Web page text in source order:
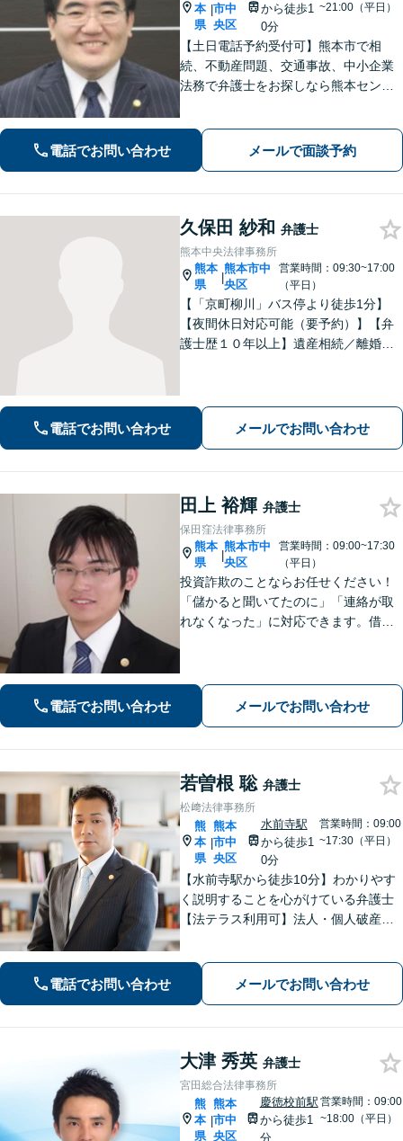
本
県
|市中
央区
から徒歩1
0分
~21:00（平日）
【土日電話予約受付可】熊本市で相
続、不動産問題、交通事故、中小企業
法務で弁護士をお探しなら熊本セント
受付可】【休日・夜間相談可】
電話でお問い合わせ メールで面談予約
久保田 紗和 弁護士
熊本中央法律事務所
熊本
県
|
熊本市中
央区
営業時間：09:30~17:00
（平日）
【「京町柳川」バス停より徒歩1分】
【夜間休日対応可能（要予約）】【弁
護士歴１０年以上】遺産相続／離婚・
す。お気軽にご相談ください。
電話でお問い合わせ メールでお問い合わせ
田上 裕輝 弁護士
保田窪法律事務所
熊本
県
|
熊本市中
央区
営業時間：09:00~17:30
（平日）
投資詐欺のことならお任せください！
「儲かると聞いてたのに」「連絡が取
れなくなった」に対応できます。借
電話でお問い合わせ メールでお問い合わせ
若曽根 聡 弁護士
松﨑法律事務所
熊
本
県
|
熊本
市中
央区
水前寺駅
から徒歩1
0分
営業時間：09:00
~17:30（平日）
【水前寺駅から徒歩10分】わかりやす
く説明することを心がけている弁護士
【法テラス利用可】法人・個人破産申
対応でスムーズに解決できるよう尽力
します。
電話でお問い合わせ メールでお問い合わせ
大津 秀英 弁護士
宮田総合法律事務所
熊
本
県
|
熊本
市中
央区
慶徳校前駅
から徒歩1
分
営業時間：09:00
~18:00（平日）